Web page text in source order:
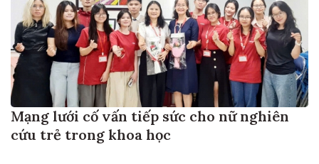
Mạng lưới cố vấn tiếp sức cho nữ nghiên
cứu trẻ trong khoa học